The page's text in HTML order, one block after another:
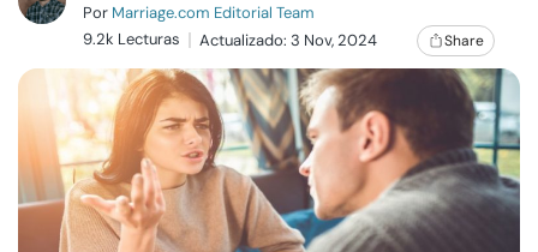
Relaciones
Familia
Ayuda
Cursos
Por Marriage.com Editorial Team
9.2k Lecturas
Actualizado: 3 Nov, 2024 Share